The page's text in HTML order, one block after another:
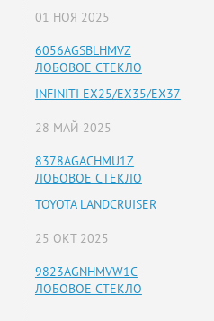
01 НОЯ 2025
6056AGSBLHMVZ
ЛОБОВОЕ СТЕКЛО
INFINITI EX25/EX35/EX37
28 МАЙ 2025
8378AGACHMU1Z
ЛОБОВОЕ СТЕКЛО
TOYOTA LANDCRUISER
25 ОКТ 2025
9823AGNHMVW1C
ЛОБОВОЕ СТЕКЛО